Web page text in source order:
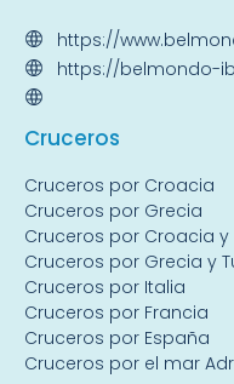
https://
https://belmondo-
Cruceros
Cruceros por Croacia
Cruceros por Grecia
Cruceros por Croacia y
Cruceros por Grecia y
Cruceros por Italia
Cruceros por Francia
Cruceros por España
Cruceros por el mar